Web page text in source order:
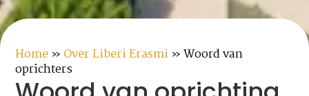
Home» Over Liberi Erasmi » Woord van
oprichters